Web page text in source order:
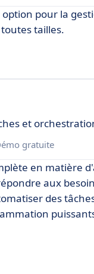
pour la
tailles.
et
gratuite
en
aux
des